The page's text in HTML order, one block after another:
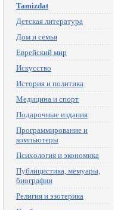
Tamizdat
Детская литература
Дом и семья
Еврейский мир
Искусство
История и политика
Медицина и спорт
Подарочные издания
Программирование и
компьютеры
Психология и экономика
Публицистика, мемуары,
биографии
Религия и эзотерика